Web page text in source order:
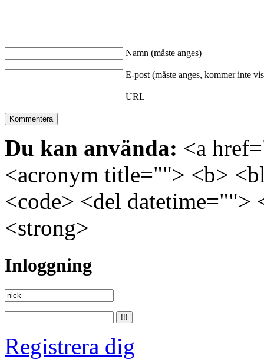
Namn (måste anges)
E-post (måste anges, kommer inte
URL
Du kan använda: <a
<acronym title=""> <b>
<code> <del
<strong>
Inloggning
Registrera dig